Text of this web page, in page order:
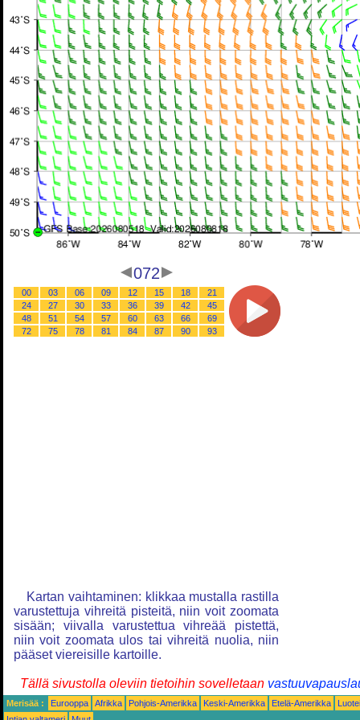
072
00 03 06 09 12 15 18
21
24
27 30 33 36 39 42
45
48
51 54 57 60 63 66
69
72
75 78 81 84 87 90 93
Kartan vaihtaminen: klikkaa mustalla rastilla
varustettuja vihreitä pisteitä, niin voit zoomata
sisään; viivalla varustettua vihreää pistettä,
niin voit zoomata ulos tai vihreitä nuolia, niin
pääset viereisille kartoille.
Tällä sivustolla oleviin tietoihin sovelletaan
Merisää : Eurooppa Afrikka Pohjois-Amerikka Keski-Amerikka Etelä-Amerikka